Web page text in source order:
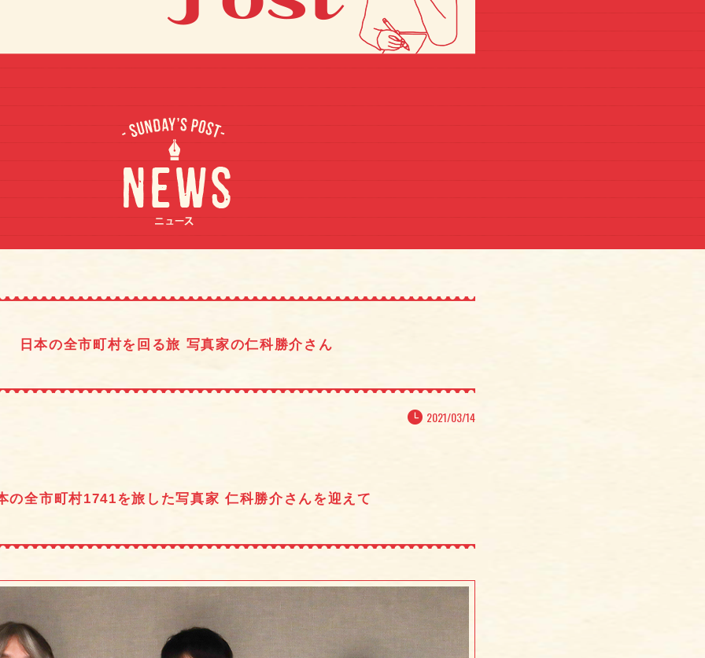
日本の全市町村を回る旅 写真家の仁科勝介さん
2021/03/14
の全市町村1741を旅した写真家 仁科勝介さんを迎えて